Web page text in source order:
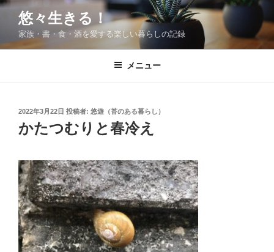
コ
ン
悠々生きる！
家族・書・食・酒を愛する楽しい暮らしの記録
メニュー
投
稿
日:
2022年3月22日 投稿者: 悠遊（苔のある暮らし）
かたつむりと春冷え